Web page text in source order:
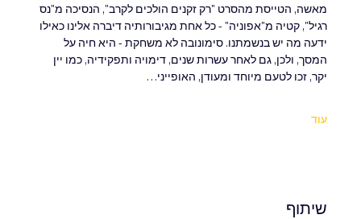
מאשה, הטייסת מהסרט "רק זקנים הולכים לקרב", הנסיכה מ"נס
רגיל", קטיה מ"אפוניה" - כל אחת מגיבורותיה דיברה אלינו כאילו
ידעה מה יש בנשמתנו. סימונובה לא משחקת - היא חיה על
המסך, ולכן, גם לאחר עשרות שנים, דימויה ותפקידיה, כמו יין
יקר, זכו לטעם מיוחד ומעודן, האופייני…
עוד
שיתוף